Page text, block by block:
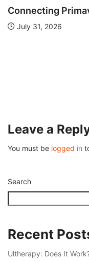
Leave a
You must be logged in
Search
Recent
Ultherapy: Does It